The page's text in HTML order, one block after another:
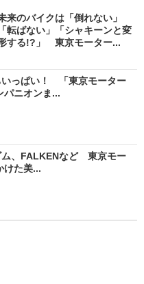
来のバイクは「倒れない」
「転ばない」「シャキーンと変
する!?」 東京モーター...
いっぱい！ 「東京モーター
パニオンま...
ム、FALKENなど 東京モー
けた美...